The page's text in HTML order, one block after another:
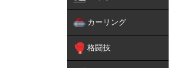
カーリング
格闘技